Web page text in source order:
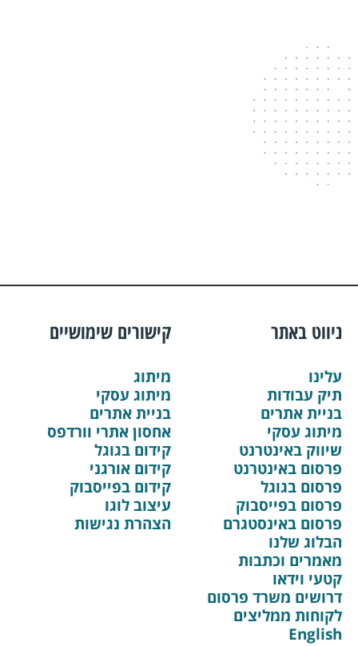
ניווט באתר
עלינו
תיק עבודות
בניית אתרים
מיתוג עסקי
שיווק באינטרנט
פרסום באינטרנט
פרסום בגוגל
פרסום בפייסבוק
פרסום באינסטגרם
הבלוג שלנו
מאמרים וכתבות
קטעי וידאו
דרושים משרד פרסום
לקוחות ממליצים
English
קישורים שימושיים
מיתוג
מיתוג עסקי
בניית אתרים
אחסון אתרי וורדפס
קידום בגוגל
קידום אורגני
קידום בפייסבוק
עיצוב לוגו
הצהרת נגישות